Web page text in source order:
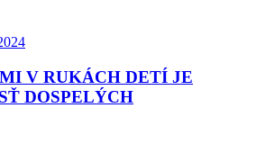
V RUKÁCH DETÍ JE
DOSPELÝCH